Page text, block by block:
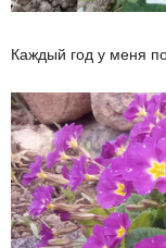
Каждый год у меня